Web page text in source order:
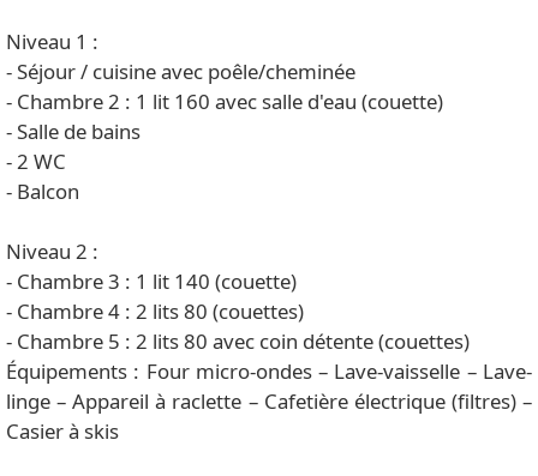
Niveau 1 :
- Séjour / cuisine avec poêle/cheminée
- Chambre 2 : 1 lit 160 avec salle d'eau (couette)
- Salle de bains
- 2 WC
- Balcon
Niveau 2 :
- Chambre 3 : 1 lit 140 (couette)
- Chambre 4 : 2 lits 80 (couettes)
- Chambre 5 : 2 lits 80 avec coin détente (couettes)
Équipements : Four micro-ondes – Lave-vaisselle – Lave-
linge – Appareil à raclette – Cafetière électrique (filtres) –
Casier à skis